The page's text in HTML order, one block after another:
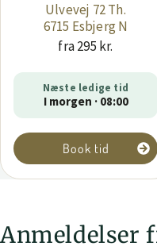
Ulvevej 72 Th.
6715 Esbjerg N
fra 295 kr.
Næste ledige tid
I morgen · 08:00
Book tid
Anmeldelser